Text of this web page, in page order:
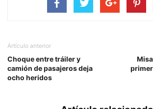
Artículo anterior
Choque entre tráiler y
camión de pasajeros deja
ocho heridos